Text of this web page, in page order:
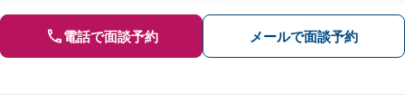
電話で面談予約 メールで面談予約